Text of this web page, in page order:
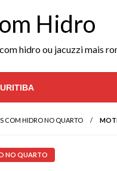
Hidro
hidro ou jacuzzi mais
COM HIDRO NO QUARTO
NO QUARTO